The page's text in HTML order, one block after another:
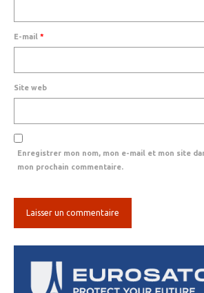
E-mail *
Site web
Enregistrer mon nom, mon e-mail et mon site
mon prochain commentaire.